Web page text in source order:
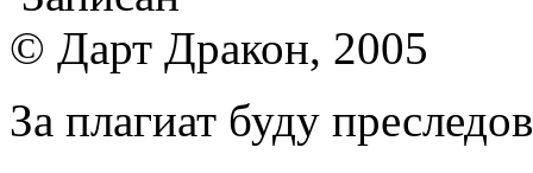
© Дарт Дракон, 2005
За плагиат буду